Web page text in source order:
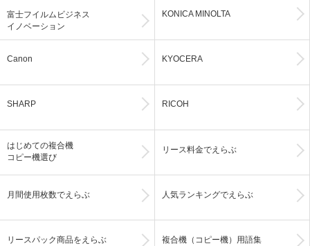
富士フイルムビジネス
イノベーション
KONICA MINOLTA
Canon KYOCERA
SHARP RICOH
はじめての複合機
コピー機選び
リース料金でえらぶ
月間使用枚数でえらぶ 人気ランキングでえらぶ
リースパック商品をえらぶ 複合機（コピー機）用語集